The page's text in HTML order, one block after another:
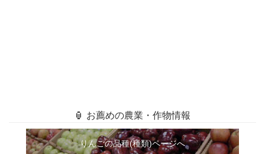
🏮 お薦めの農業・作物情報
りんごの品種(種類)ページへ